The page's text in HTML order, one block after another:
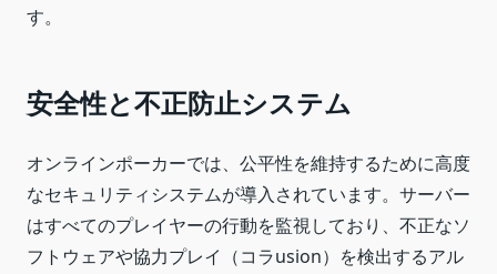
す。
安全性と不正防止システム
オンラインポーカーでは、公平性を維持するために高度
なセキュリティシステムが導入されています。サーバー
はすべてのプレイヤーの行動を監視しており、不正なソ
フトウェアや協力プレイ（コラusion）を検出するアル